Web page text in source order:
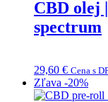
CBD olej
spectrum
29,60 € Cena s
Zľava -20%